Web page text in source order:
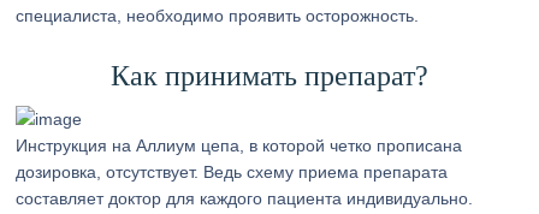
специалиста, необходимо проявить осторожность.
Как принимать препарат?
Инструкция на Аллиум цепа, в которой четко прописана
дозировка, отсутствует. Ведь схему приема препарата
составляет доктор для каждого пациента индивидуально.